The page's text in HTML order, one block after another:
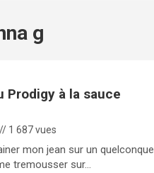
g
Prodigy à la sauce
// 1 687 vues
mon jean sur un quelconque
tremousser sur…